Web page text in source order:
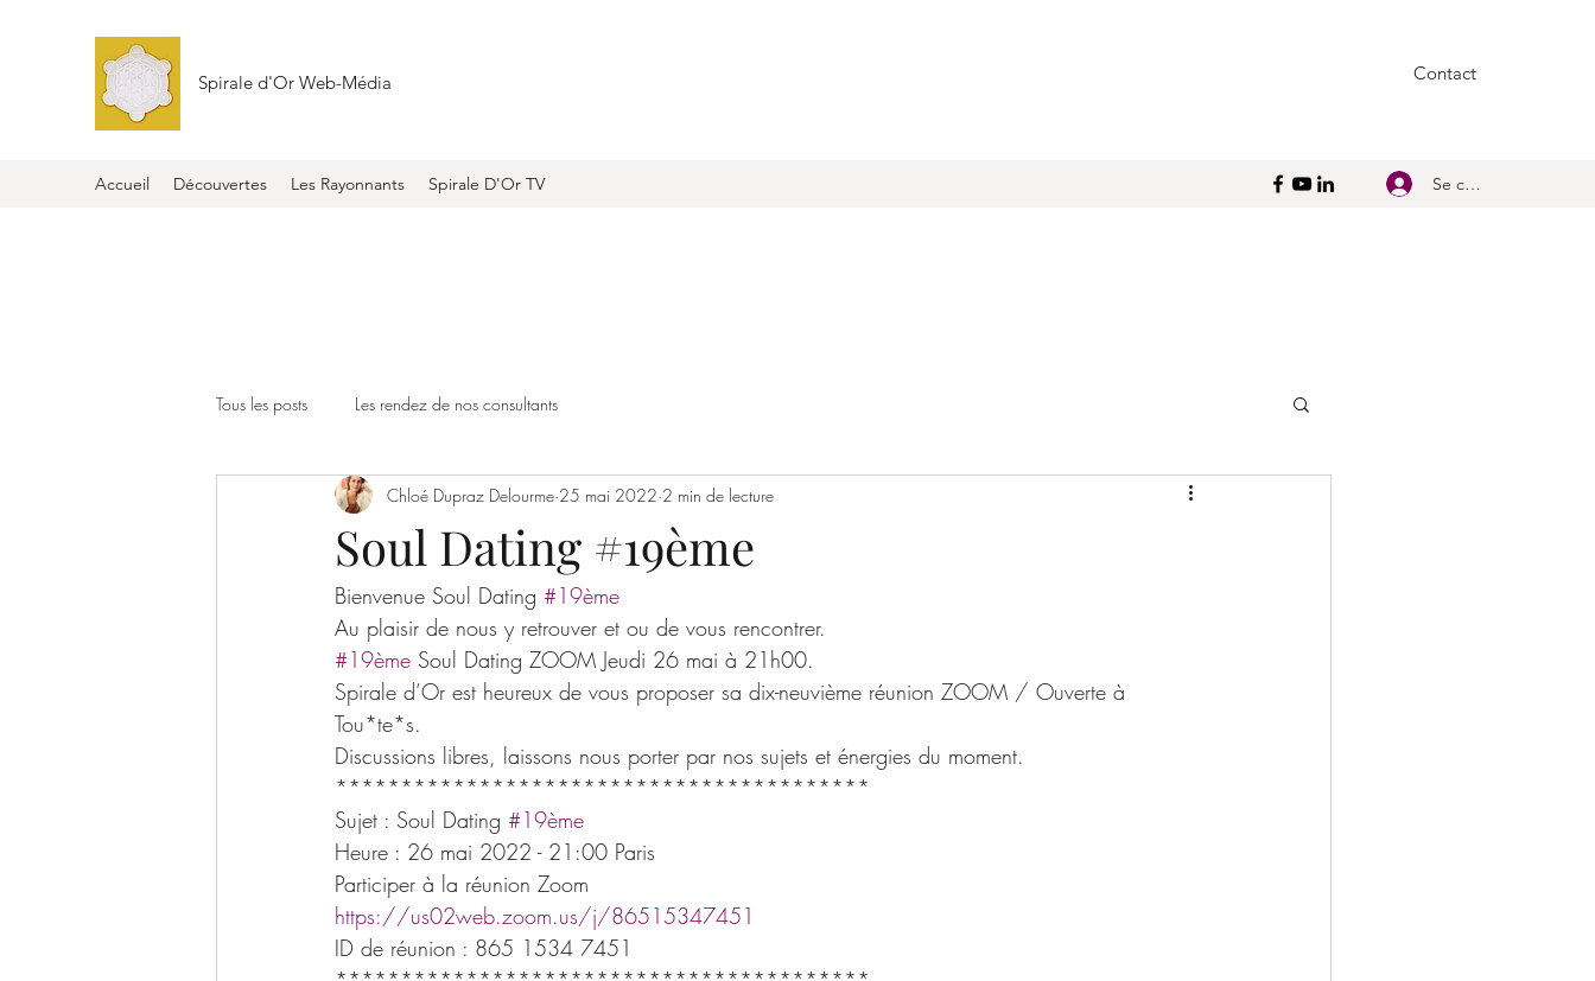
Spirale d'Or Web-Média Contact
Accueil Découvertes Les Rayonnants Spirale D'Or TV Se connecter
Tous les posts Les rendez de nos consultants
Soul Dating #19ème
Chloé Dupraz Delourme 25 mai 2022 2 min de lecture
Bienvenue Soul Dating #19ème
Au plaisir de nous y retrouver et ou de vous rencontrer.
#19ème Soul Dating ZOOM Jeudi 26 mai à 21h00.
Spirale d’Or est heureux de vous proposer sa dix-neuvième réunion ZOOM / Ouverte à
Tou*te*s.
Discussions libres, laissons nous porter par nos sujets et énergies du moment.
*****************************************
Sujet : Soul Dating #19ème
Heure : 26 mai 2022 - 21:00 Paris
Participer à la réunion Zoom
https://us02web.zoom.us/j/86515347451
ID de réunion : 865 1534 7451